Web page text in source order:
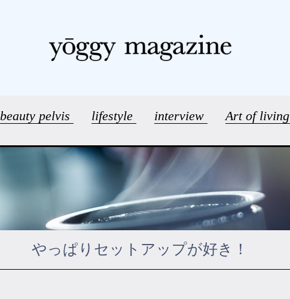
beauty pelvis lifestyle interview Art of living
やっぱりセットアップが好き！